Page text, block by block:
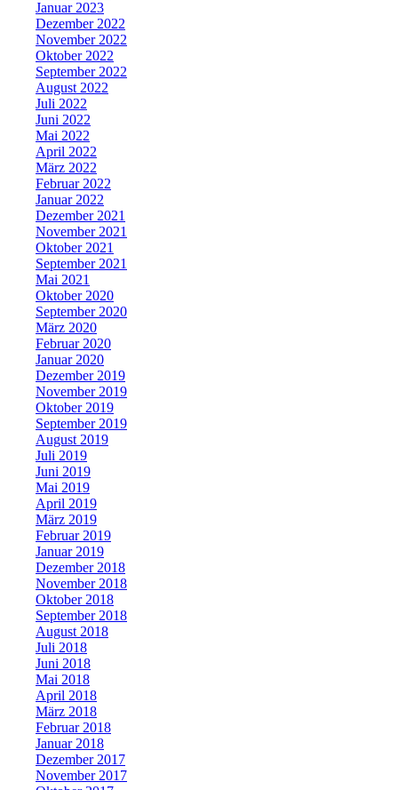
Januar 2023
Dezember 2022
November 2022
Oktober 2022
September 2022
August 2022
Juli 2022
Juni 2022
Mai 2022
April 2022
März 2022
Februar 2022
Januar 2022
Dezember 2021
November 2021
Oktober 2021
September 2021
Mai 2021
Oktober 2020
September 2020
März 2020
Februar 2020
Januar 2020
Dezember 2019
November 2019
Oktober 2019
September 2019
August 2019
Juli 2019
Juni 2019
Mai 2019
April 2019
März 2019
Februar 2019
Januar 2019
Dezember 2018
November 2018
Oktober 2018
September 2018
August 2018
Juli 2018
Juni 2018
Mai 2018
April 2018
März 2018
Februar 2018
Januar 2018
Dezember 2017
November 2017